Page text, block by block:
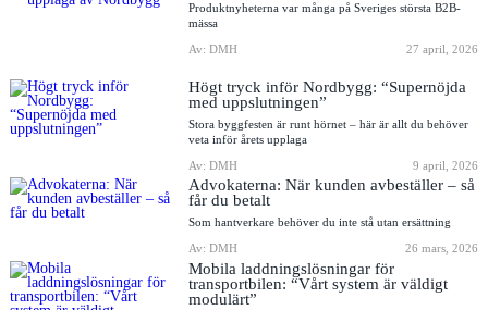
Produktnyheterna var många på Sveriges största B2B-
mässa
Av: DMH
27 april, 2026
Högt tryck inför Nordbygg: “Supernöjda
med uppslutningen”
Stora byggfesten är runt hörnet – här är allt du behöver
veta inför årets upplaga
Av: DMH
9 april, 2026
Advokaterna: När kunden avbeställer – så
får du betalt
Som hantverkare behöver du inte stå utan ersättning
Av: DMH
26 mars, 2026
Mobila laddningslösningar för
transportbilen: “Vårt system är väldigt
modulärt”